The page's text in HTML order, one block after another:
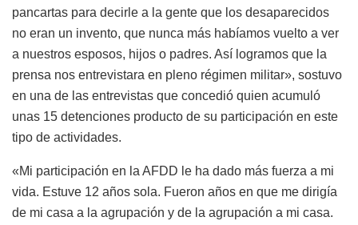
pancartas para decirle a la gente que los desaparecidos
no eran un invento, que nunca más habíamos vuelto a ver
a nuestros esposos, hijos o padres. Así logramos que la
prensa nos entrevistara en pleno régimen militar», sostuvo
en una de las entrevistas que concedió quien acumuló
unas 15 detenciones producto de su participación en este
tipo de actividades.
«Mi participación en la AFDD le ha dado más fuerza a mi
vida. Estuve 12 años sola. Fueron años en que me dirigía
de mi casa a la agrupación y de la agrupación a mi casa.